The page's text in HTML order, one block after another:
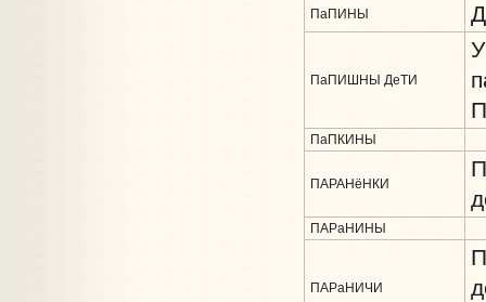
ПаПИНЫ
ПаПИШНЫ ДеТИ
ПаПКИНЫ
ПАРАНёНКИ
ПАРаНИНЫ
ПАРаНИЧИ